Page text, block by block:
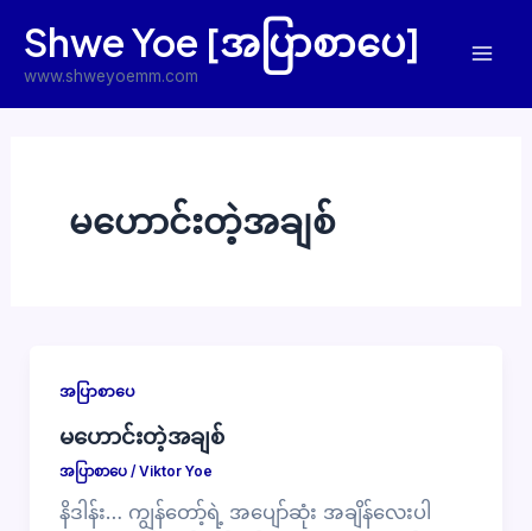
content
Shwe Yoe [အပြာစာပေ]
www.shweyoemm.com
မဟောင်းတဲ့အချစ်
အပြာစာပေ
မဟောင်းတဲ့အချစ်
အပြာစာပေ/ Viktor Yoe
နိဒါန်း… ကျွန်တော့်ရဲ့ အပျော်ဆုံး အချိန်လေးပါ